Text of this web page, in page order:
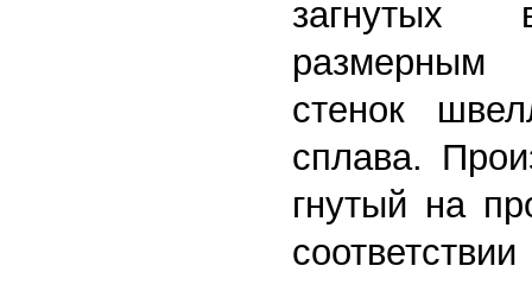
загнутых
стенок
сплава.
гнутый на